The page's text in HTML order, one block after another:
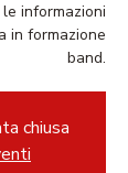
informazioni
in formazione
band.
chiusa